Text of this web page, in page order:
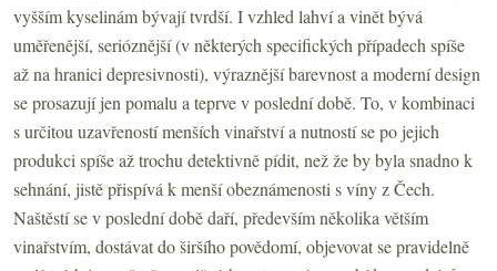
vyšším kyselinám bývají tvrdší. I vzhled lahví a vinět bývá
uměřenější, serióznější (v některých specifických případech spíše
až na hranici depresivnosti), výraznější barevnost a moderní design
se prosazují jen pomalu a teprve v poslední době. To, v kombinaci
s určitou uzavřeností menších vinařství a nutností se po jejich
produkci spíše až trochu detektivně pídit, než že by byla snadno k
sehnání, jistě přispívá k menší obeznámenosti s víny z Čech.
Naštěstí se v poslední době daří, především několika větším
vinařstvím, dostávat do širšího povědomí, objevovat se pravidelně